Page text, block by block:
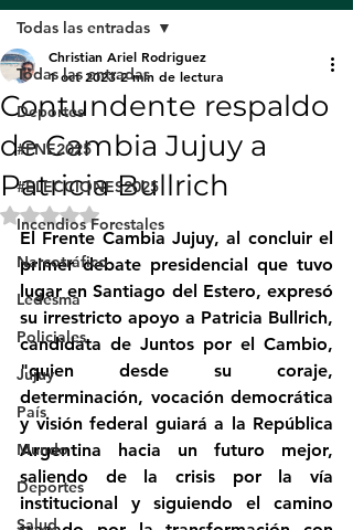
Todas las entradas
Deportes
#FNE2025
#ELECCIONES2025
Incendios Forestales
Narcotráfico
Ledesma
Policiales
Jujuy
País
Mundo
Deportes
Salud
Todas las entradas
Contundente respaldo
de Cambia Jujuy a
Patricia Bullrich
Christian Ariel Rodriguez
1 oct 2023 2 min de lectura
Obtuvo NaN de 5 estrellas.
El Frente Cambia Jujuy, al concluir el
primer debate presidencial que tuvo
lugar en Santiago del Estero, expresó
su irrestricto apoyo a Patricia Bullrich,
candidata de Juntos por el Cambio,
"quien desde su coraje,
determinación, vocación democrática
y visión federal guiará a la República
Argentina hacia un futuro mejor,
saliendo de la crisis por la vía
institucional y siguiendo el camino